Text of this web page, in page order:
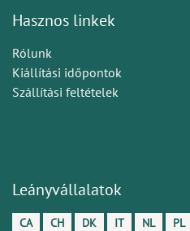
Hasznos linkek
Rólunk
Kiállítási időpontok
Szállítási feltételek
Leányvállalatok
CA CH DK IT NL PL